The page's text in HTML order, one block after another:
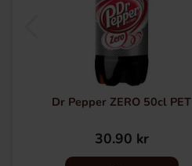
Dr Pepper ZERO 50cl PET
30.90 kr